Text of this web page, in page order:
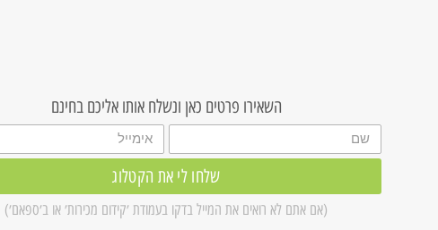
השאירו פרטים כאן ונשלח אותו אליכם בחינם
שלחו לי את הקטלוג
(אם אתם לא רואים את המייל בדקו בעמודת ׳קידום מכירות׳ או ב׳ספאם׳)